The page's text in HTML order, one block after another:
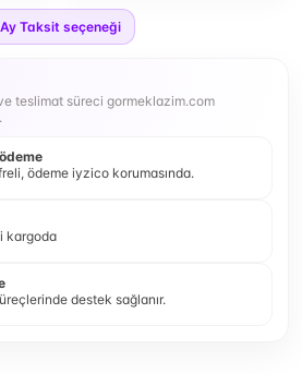
Ay Taksit seçeneği
teslimat süreci gormeklazim.com
ödeme iyzico korumasında.
kargoda
destek sağlanır.